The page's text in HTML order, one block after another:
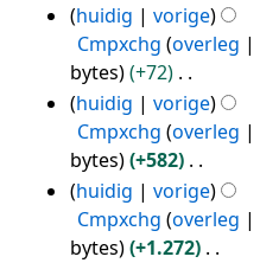
huidig
vorige
Cmpxchg overleg
bytes
+72
G
e
n
b
e
huidig vorige
Cmpxchg overleg
bytes
+582
G
e
huidig vorige
Cmpxchg overleg
bytes
+1.272